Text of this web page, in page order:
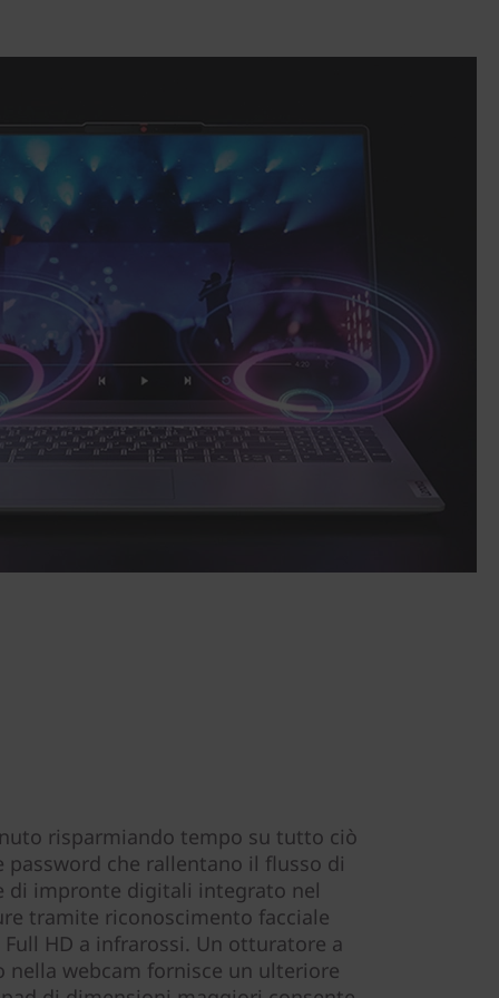
risparmiando tempo su tutto ciò
password che rallentano il flusso di
di impronte digitali integrato nel
tramite riconoscimento facciale
HD a infrarossi. Un otturatore a
webcam fornisce un ulteriore